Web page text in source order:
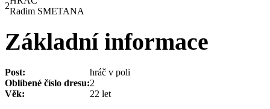
2
Radim SMETANA
Základní informace
Post:
hráč v poli
Oblíbené číslo dresu:2
Věk:
22 let